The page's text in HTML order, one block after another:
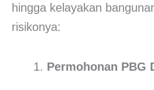
hingga kelayakan
risikonya:
Permohonan PBG